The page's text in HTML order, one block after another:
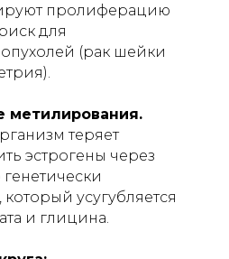
пролиферацию
для
(рак шейки
метилирования.
теряет
эстрогены через
усугубляется
и глицина.